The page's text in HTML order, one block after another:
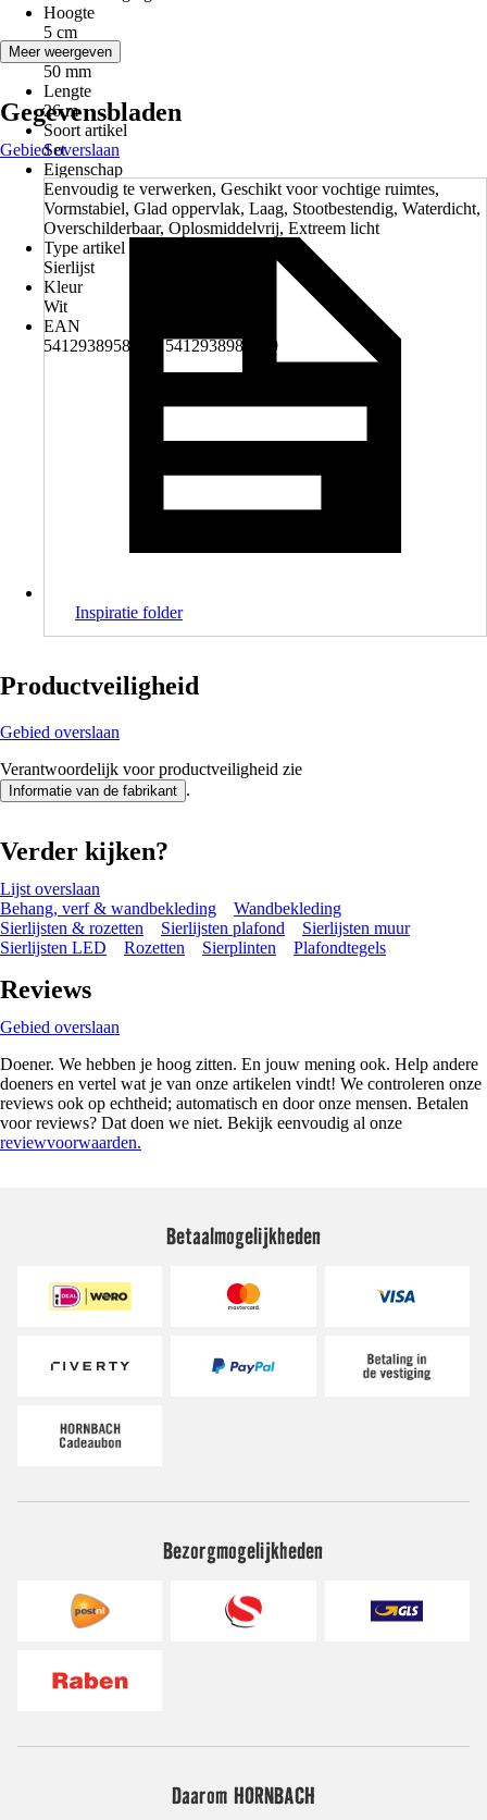
Hoogte
5 cm
Breedte
50 mm
Lengte
26 m
Soort artikel
Set
Eigenschap
Eenvoudig te verwerken, Geschikt voor vochtige ruimtes,
Vormstabiel, Glad oppervlak, Laag, Stootbestendig, Waterdicht,
Overschilderbaar, Oplosmiddelvrij, Extreem licht
Type artikel
Sierlijst
Kleur
Wit
EAN
5412938958714, 5412938986519
Meer weergeven
Gegevensbladen
Gebied overslaan
Inspiratie folder
Productveiligheid
Gebied overslaan
Verantwoordelijk voor productveiligheid zie
Informatie van de fabrikant .
Verder kijken?
Lijst overslaan
Behang, verf & wandbekleding
Wandbekleding
Sierlijsten & rozetten
Sierlijsten plafond
Sierlijsten muur
Sierlijsten LED
Rozetten Sierplinten Plafondtegels
Reviews
Gebied overslaan
Doener. We hebben je hoog zitten. En jouw mening ook. Help andere
doeners en vertel wat je van onze artikelen vindt! We controleren onze
reviews ook op echtheid; automatisch en door onze mensen. Betalen
voor reviews? Dat doen we niet. Bekijk eenvoudig al onze
reviewvoorwaarden.
Betaalmogelijkheden
Bezorgmogelijkheden
Daarom HORNBACH